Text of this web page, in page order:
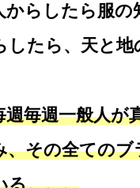
からしたら服
したら、天と地
週毎週一般人
、その全ての